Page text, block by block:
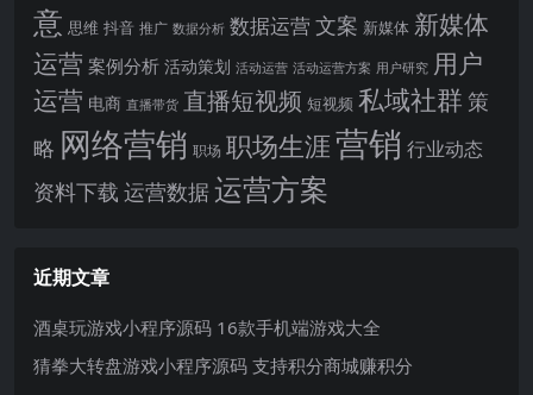
意 思维 抖音 推广 数据分析 数据运营 文案 新媒体 新媒体
运营 案例分析 活动策划 活动运营 活动运营方案 用户研究 用户
运营 电商 直播带货 直播短视频 短视频 私域社群 策
略 网络营销 职场 职场生涯营销 行业动态
资料下载 运营数据运营方案
近期文章
酒桌玩游戏小程序源码 16款手机端游戏大全
猜拳大转盘游戏小程序源码 支持积分商城赚积分